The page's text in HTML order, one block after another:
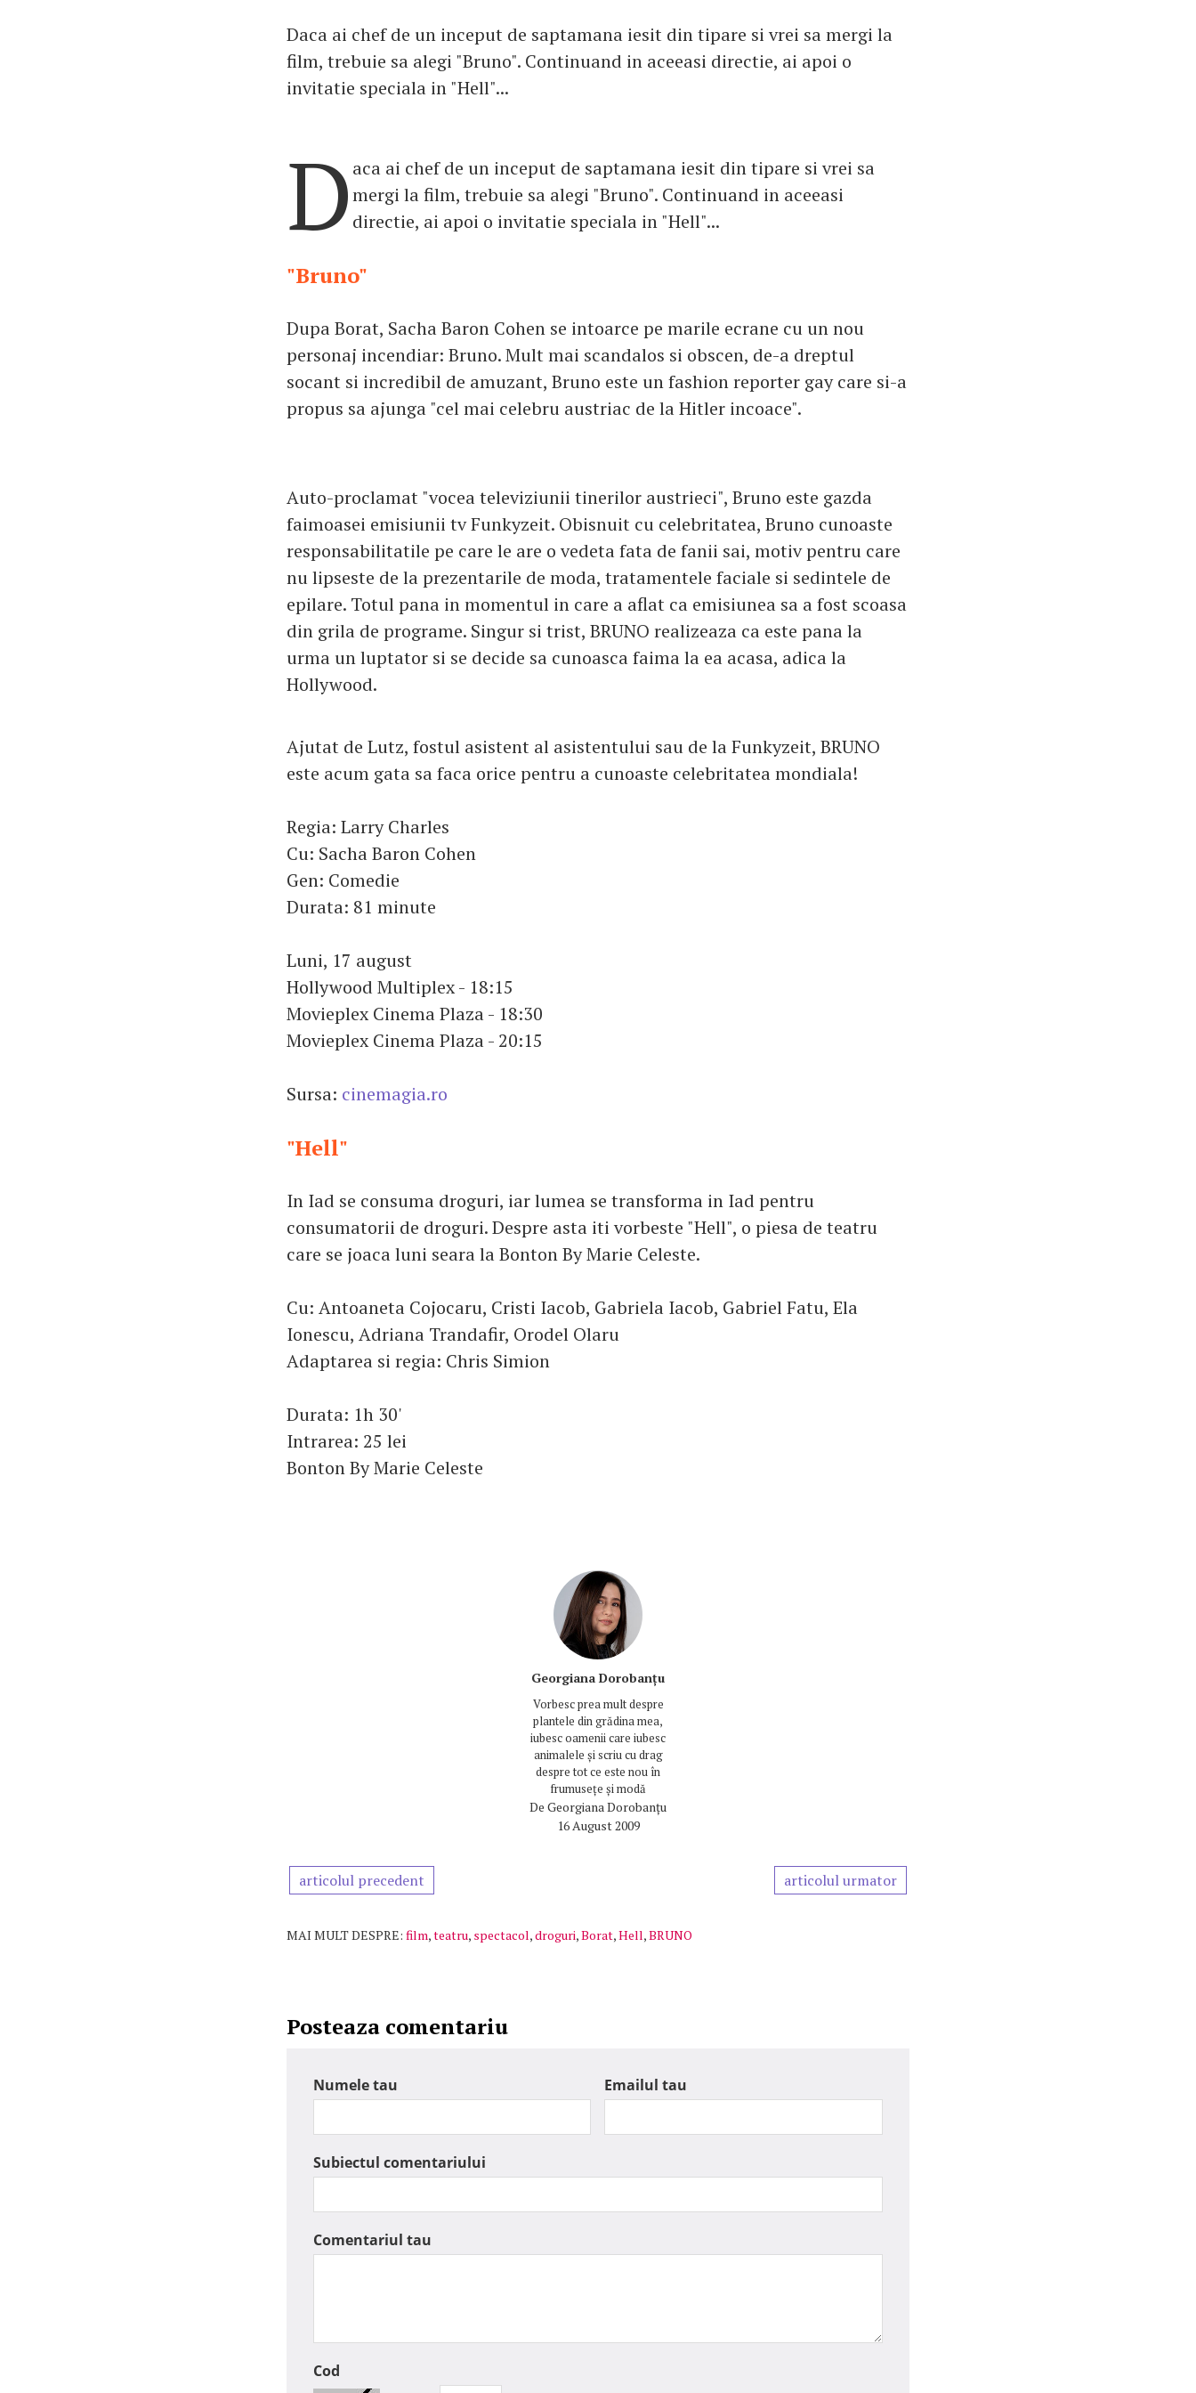
Daca ai chef de un inceput de saptamana iesit din tipare si vrei sa mergi la
film, trebuie sa alegi "Bruno". Continuand in aceeasi directie, ai apoi o
invitatie speciala in "Hell"...
D aca ai chef de un inceput de saptamana iesit din tipare si vrei sa
mergi la film, trebuie sa alegi "Bruno". Continuand in aceeasi
directie, ai apoi o invitatie speciala in "Hell"...
"Bruno"
Dupa Borat, Sacha Baron Cohen se intoarce pe marile ecrane cu un nou
personaj incendiar: Bruno. Mult mai scandalos si obscen, de-a dreptul
socant si incredibil de amuzant, Bruno este un fashion reporter gay care si-a
propus sa ajunga "cel mai celebru austriac de la Hitler incoace".
Auto-proclamat "vocea televiziunii tinerilor austrieci", Bruno este gazda
faimoasei emisiunii tv Funkyzeit. Obisnuit cu celebritatea, Bruno cunoaste
responsabilitatile pe care le are o vedeta fata de fanii sai, motiv pentru care
nu lipseste de la prezentarile de moda, tratamentele faciale si sedintele de
epilare. Totul pana in momentul in care a aflat ca emisiunea sa a fost scoasa
din grila de programe. Singur si trist, BRUNO realizeaza ca este pana la
urma un luptator si se decide sa cunoasca faima la ea acasa, adica la
Hollywood.
Ajutat de Lutz, fostul asistent al asistentului sau de la Funkyzeit, BRUNO
este acum gata sa faca orice pentru a cunoaste celebritatea mondiala!
Regia: Larry Charles
Cu: Sacha Baron Cohen
Gen: Comedie
Durata: 81 minute
Luni, 17 august
Hollywood Multiplex - 18:15
Movieplex Cinema Plaza - 18:30
Movieplex Cinema Plaza - 20:15
Sursa: cinemagia.ro
"Hell"
In Iad se consuma droguri, iar lumea se transforma in Iad pentru
consumatorii de droguri. Despre asta iti vorbeste "Hell", o piesa de teatru
care se joaca luni seara la Bonton By Marie Celeste.
Cu: Antoaneta Cojocaru, Cristi Iacob, Gabriela Iacob, Gabriel Fatu, Ela
Ionescu, Adriana Trandafir, Orodel Olaru
Adaptarea si regia: Chris Simion
Durata: 1h 30'
Intrarea: 25 lei
Bonton By Marie Celeste
Georgiana Dorobanțu
Vorbesc prea mult despre
plantele din grădina mea,
iubesc oamenii care iubesc
animalele și scriu cu drag
despre tot ce este nou în
frumusețe și modă
De Georgiana Dorobanțu
16 August 2009
articolul precedent articolul urmator
MAI MULT DESPRE: film,teatru, spectacol,droguri,Borat,Hell,BRUNO
Posteaza comentariu
Numele tau Emailul tau
Subiectul comentariului
Comentariul tau
Cod